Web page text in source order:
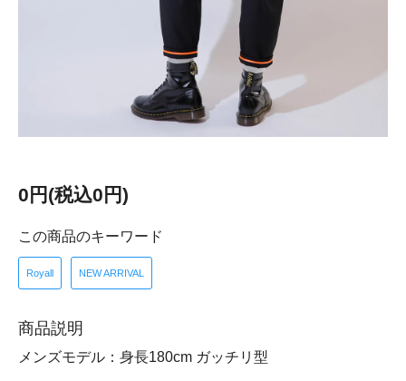
0円(税込0円)
この商品のキーワード
Royall NEW ARRIVAL
商品説明
メンズモデル：身長180cm ガッチリ型